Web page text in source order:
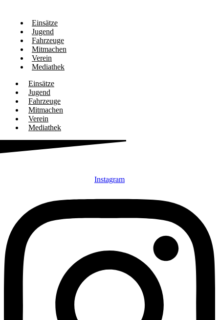
Einsätze
Jugend
Fahrzeuge
Mitmachen
Verein
Mediathek
Einsätze
Jugend
Fahrzeuge
Mitmachen
Verein
Mediathek
Instagram